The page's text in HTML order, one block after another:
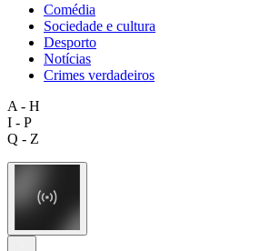
Comédia
Sociedade e cultura
Desporto
Notícias
Crimes verdadeiros
A - H
I - P
Q - Z